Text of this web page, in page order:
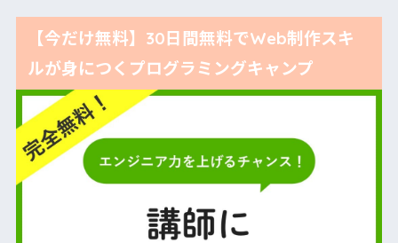
【今だけ無料】30日間無料でWeb制作スキ
ルが身につくプログラミングキャンプ